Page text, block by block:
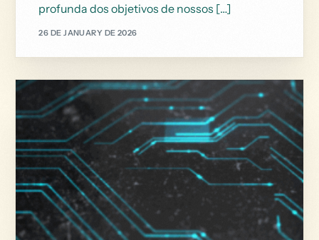
profunda dos objetivos de nossos […]
26 DE JANUARY DE 2026